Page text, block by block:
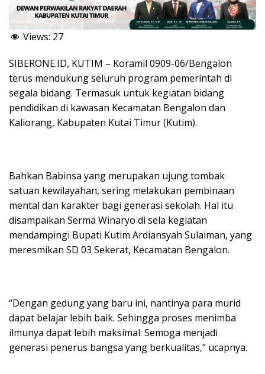
Views: 27
SIBERONE.ID, KUTIM – Koramil 0909-06/Bengalon
terus mendukung seluruh program pemerintah di
segala bidang. Termasuk untuk kegiatan bidang
pendidikan di kawasan Kecamatan Bengalon dan
Kaliorang, Kabupaten Kutai Timur (Kutim).
Bahkan Babinsa yang merupakan ujung tombak
satuan kewilayahan, sering melakukan pembinaan
mental dan karakter bagi generasi sekolah. Hal itu
disampaikan Serma Winaryo di sela kegiatan
mendampingi Bupati Kutim Ardiansyah Sulaiman, yang
meresmikan SD 03 Sekerat, Kecamatan Bengalon.
“Dengan gedung yang baru ini, nantinya para murid
dapat belajar lebih baik. Sehingga proses menimba
ilmunya dapat lebih maksimal. Semoga menjadi
generasi penerus bangsa yang berkualitas,” ucapnya.